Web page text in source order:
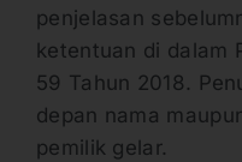
penjelasan
ketentuan di dalam
59 Tahun 2018.
depan nama
pemilik gelar.